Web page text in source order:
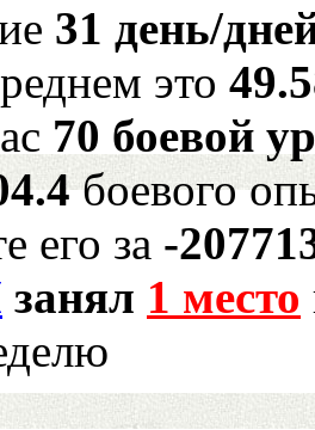
31 день/
это
70 боевой
боевого
его за -
занял 1 место